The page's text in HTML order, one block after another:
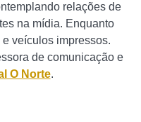
relações de
na mídia. Enquanto
veículos impressos.
de comunicação e
O Norte.